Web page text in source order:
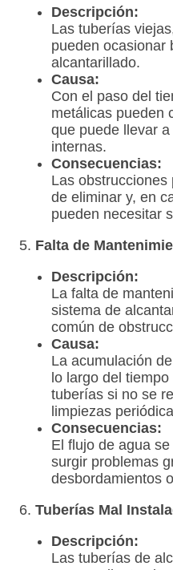
Descripción:
Las tuberías
pueden ocasionar
alcantarillado.
Causa:
Con el paso del
metálicas pueden
que puede llevar
internas.
Consecuencias:
Las
de eliminar y, en
pueden necesitar
5. Falta de
Descripción:
La falta de
sistema de
común de
Causa:
La acumulación
lo largo del
tuberías si no se
limpiezas
Consecuencias:
El flujo de agua
surgir problemas
desbordamientos
6. Tuberías Mal
Descripción:
Las tuberías de